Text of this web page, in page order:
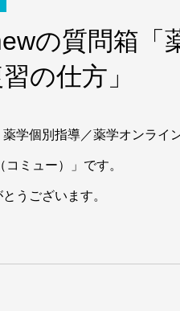
の質問箱「
の仕方」
薬学個別指導／薬学オンライ
コミュー）」です。
うございます。